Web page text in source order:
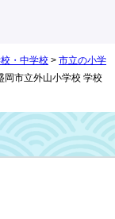
・中学校 > 市立の小学
岡市立外山小学校 学校